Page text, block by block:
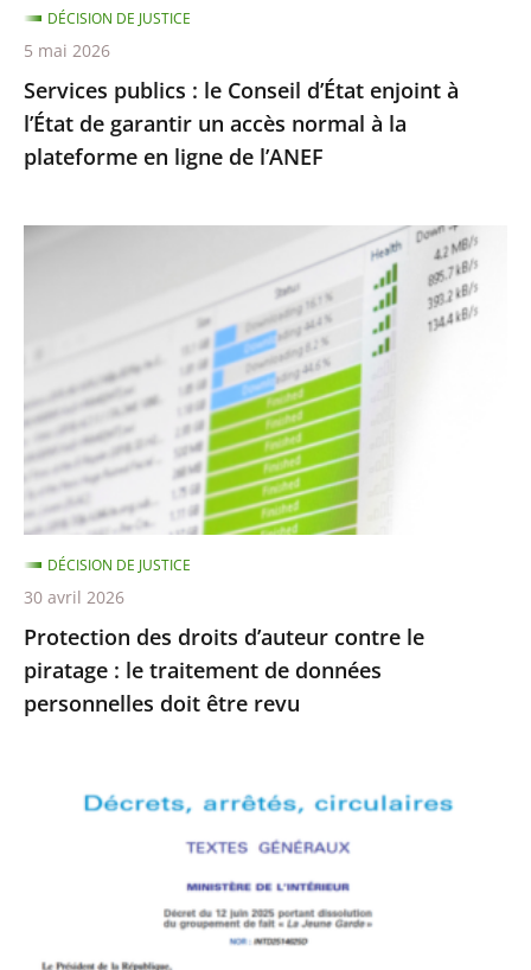
garantir
un
accès
normal
à
plateforme
Services publics : le Conseil d’État enjoint à
l’État de garantir un accès normal à la
plateforme en ligne de l’ANEF
DÉCISION DE JUSTICE
5 mai 2026
Protection
le
piratage
:
le
traitement
de
données
personnelles
doit
être
Protection des droits d’auteur contre le
piratage : le traitement de données
personnelles doit être revu
DÉCISION DE JUSTICE
30 avril 2026
Conseil